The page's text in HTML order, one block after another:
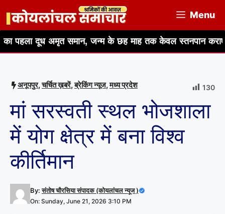
content
Menu
समान, जन्म के छह माह तक केवल स्तनपान कराएं कोयलांचल
अनूपपुर,चर्चित ख़बरें,ब्रेकिंग न्यूज,मध्य प्रदेश 130
मां सरस्वती स्थल भोजशाला
में योग क्षेत्र में बना विश्व
कीर्तिमान
By:संतोष चौरसिया संपादक (कोयलांचल न्यूज )
On: Sunday, June 21, 2026 3:10 PM